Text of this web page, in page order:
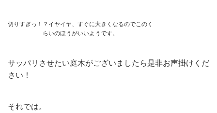
切りすぎっ！？イヤイヤ、すぐに大きくなるのでこのく
らいのほうがいいようです。
サッパリさせたい庭木がございましたら是非お声掛けくだ
さい！
それでは。